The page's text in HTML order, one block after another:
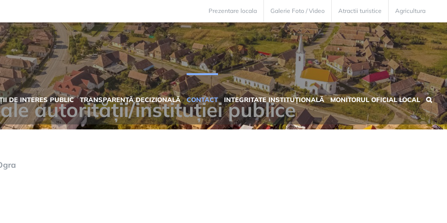
Prezentare locala Galerie Foto / Video Atractii turistice Agricultura
DE INTERES PUBLIC TRANSPARENȚĂ DECIZIONALĂ CONTACT INTEGRITATE INSTITUȚIONALĂ MONITORUL OFICIAL LOCAL
autorității/instituției publice